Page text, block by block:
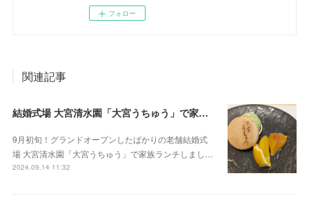
フォロー
関連記事
結婚式場 大宮清水園「大宮うちゅう」で家族ランチ☆武蔵一宮氷川神社へ参拝
9月初旬！グランドオープンしたばかりの老舗結婚式
場 大宮清水園「大宮うちゅう」で家族ランチしまし…
2024.09.14 11:32